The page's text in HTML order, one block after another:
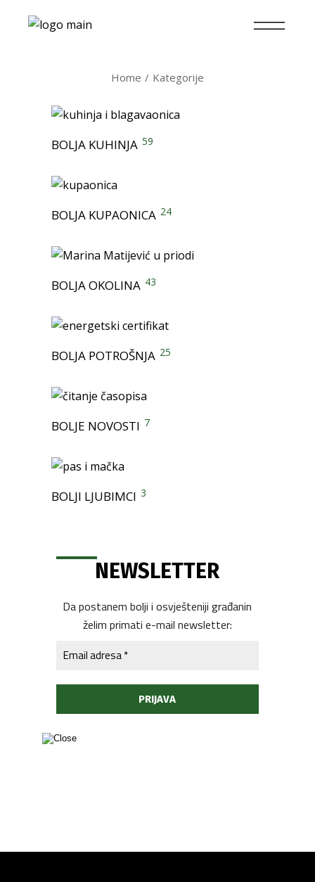
Home Kategorije
BOLJA KUHINJA 59
BOLJA KUPAONICA 24
BOLJA OKOLINA 43
BOLJA POTROŠNJA 25
BOLJE NOVOSTI 7
BOLJI LJUBIMCI 3
NEWSLETTER
Da postanem bolji i osvješteniji građanin
želim primati e-mail newsletter: